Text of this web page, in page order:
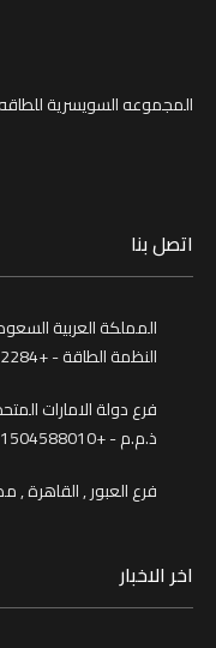
المجموعه السويسرية
اتصل بنا
المملكة العربية
النظمة الطاقة - +966534892284
فرع دولة الامارات
ذ.م.م - +971504588010
فرع العبور , القاهرة , مصر -
اخر الاخبار